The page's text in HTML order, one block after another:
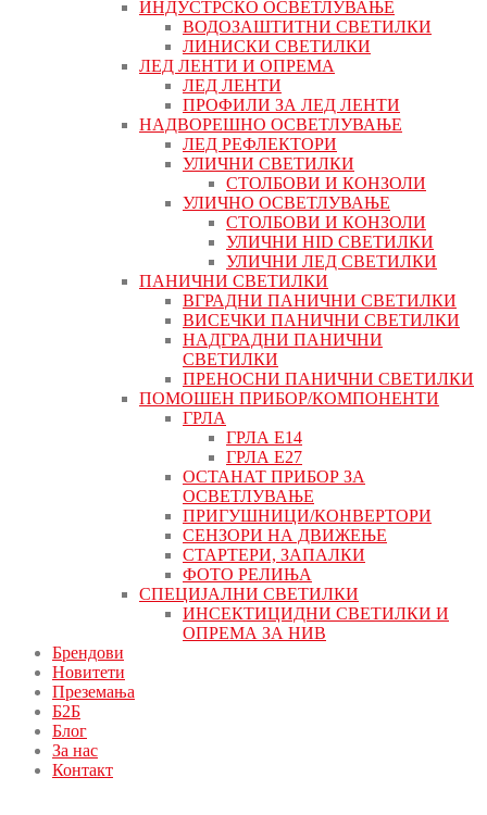
ИНДУСТРСКО ОСВЕТЛУВАЊЕ
ВОДОЗАШТИТНИ СВЕТИЛКИ
ЛИНИСКИ СВЕТИЛКИ
ЛЕД ЛЕНТИ И ОПРЕМА
ЛЕД ЛЕНТИ
ПРОФИЛИ ЗА ЛЕД ЛЕНТИ
НАДВОРЕШНО ОСВЕТЛУВАЊЕ
ЛЕД РЕФЛЕКТОРИ
УЛИЧНИ СВЕТИЛКИ
СТОЛБОВИ И КОНЗОЛИ
УЛИЧНО ОСВЕТЛУВАЊЕ
СТОЛБОВИ И КОНЗОЛИ
УЛИЧНИ HID СВЕТИЛКИ
УЛИЧНИ ЛЕД СВЕТИЛКИ
ПАНИЧНИ СВЕТИЛКИ
ВГРАДНИ ПАНИЧНИ СВЕТИЛКИ
ВИСЕЧКИ ПАНИЧНИ СВЕТИЛКИ
НАДГРАДНИ ПАНИЧНИ
СВЕТИЛКИ
ПРЕНОСНИ ПАНИЧНИ СВЕТИЛКИ
ПОМОШЕН ПРИБОР/КОМПОНЕНТИ
ГРЛА
ГРЛА Е14
ГРЛА Е27
ОСТАНАТ ПРИБОР ЗА
ОСВЕТЛУВАЊЕ
ПРИГУШНИЦИ/КОНВЕРТОРИ
СЕНЗОРИ НА ДВИЖЕЊЕ
СТАРТЕРИ, ЗАПАЛКИ
ФОТО РЕЛИЊА
СПЕЦИЈАЛНИ СВЕТИЛКИ
ИНСЕКТИЦИДНИ СВЕТИЛКИ И
ОПРЕМА ЗА НИВ
Брендови
Новитети
Преземања
Б2Б
Блог
За нас
Контакт